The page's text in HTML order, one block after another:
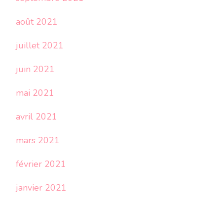
août 2021
juillet 2021
juin 2021
mai 2021
avril 2021
mars 2021
février 2021
janvier 2021